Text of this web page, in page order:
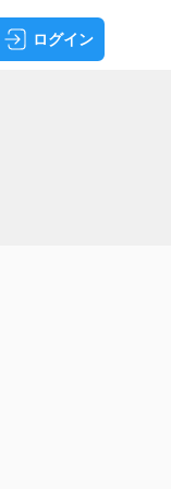
ログイン